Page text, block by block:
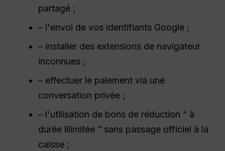
partagé ;
– l'envoi de vos identifiants Google ;
– installer des extensions de navigateur
inconnues ;
– effectuer le paiement via une
conversation privée ;
– l'utilisation de bons de réduction “ à
durée illimitée ” sans passage officiel à la
caisse ;